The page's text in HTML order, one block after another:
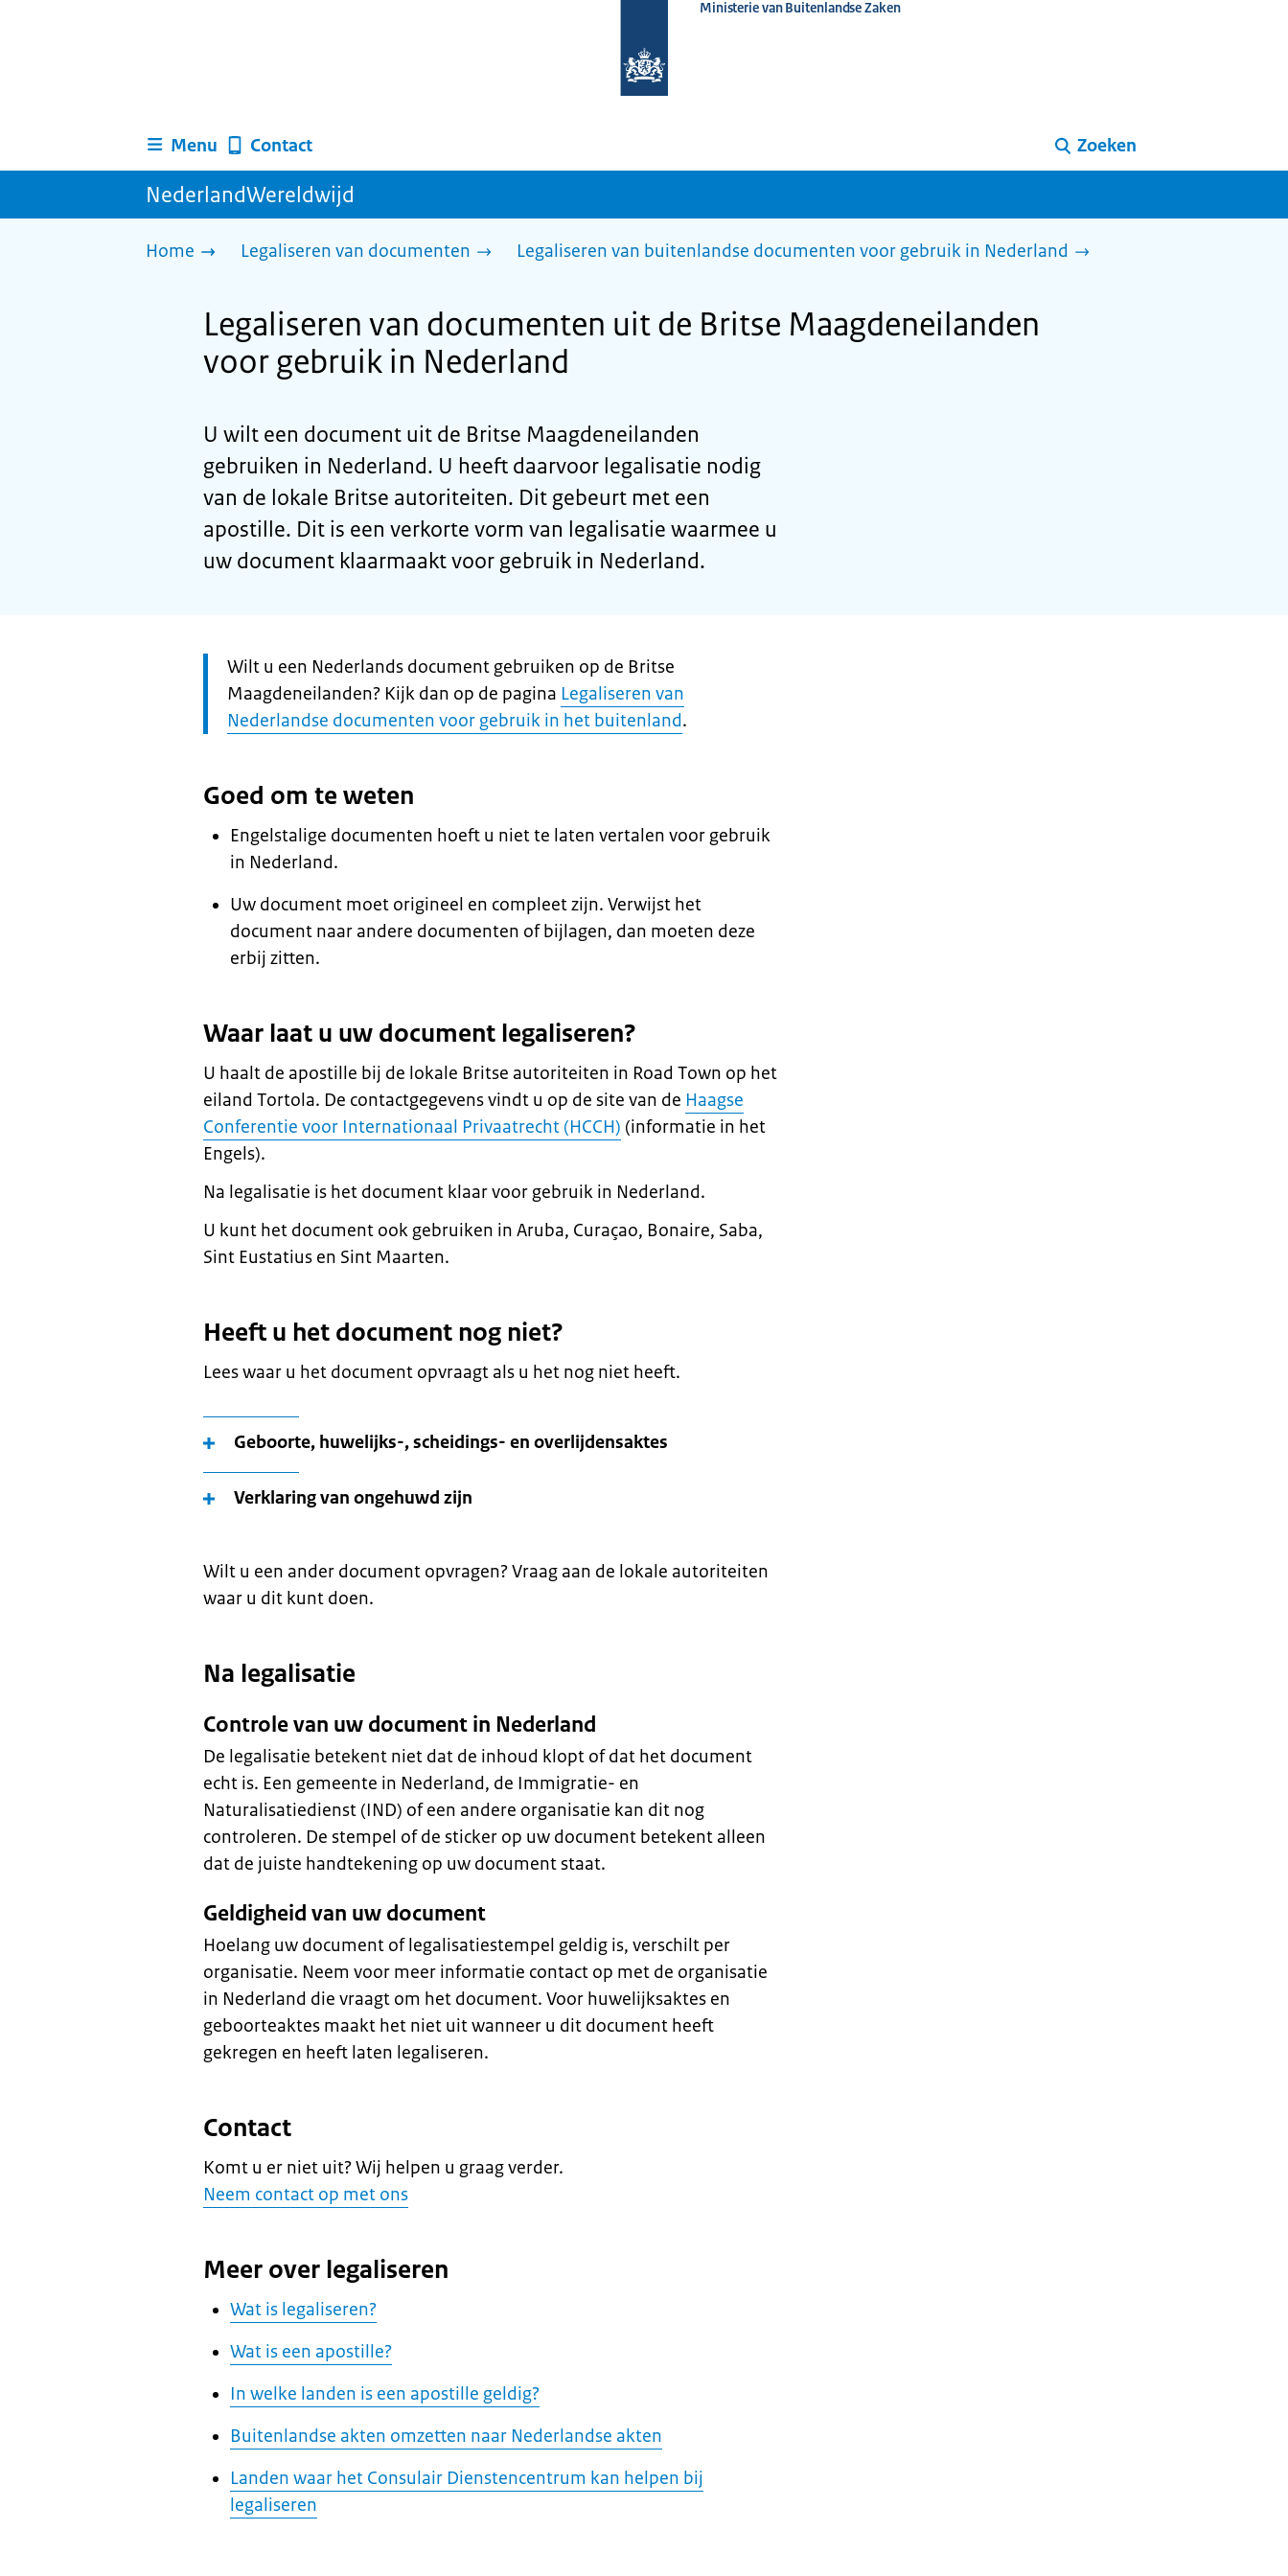
homepage
Ministerie van Buitenlandse Zaken
Menu Contact Zoeken
NederlandWereldwijd
Home Legaliseren van documenten Legaliseren van buitenlandse documenten voor gebruik in Nederland
Legaliseren van documenten uit de Britse Maagdeneilanden
voor gebruik in Nederland
U wilt een document uit de Britse Maagdeneilanden
gebruiken in Nederland. U heeft daarvoor legalisatie nodig
van de lokale Britse autoriteiten. Dit gebeurt met een
apostille. Dit is een verkorte vorm van legalisatie waarmee u
uw document klaarmaakt voor gebruik in Nederland.
Let
op:
Wilt u een Nederlands document gebruiken op de Britse
Maagdeneilanden? Kijk dan op de pagina Legaliseren van
Nederlandse documenten voor gebruik in het buitenland.
Goed om te weten
Engelstalige documenten hoeft u niet te laten vertalen voor gebruik
in Nederland.
Uw document moet origineel en compleet zijn. Verwijst het
document naar andere documenten of bijlagen, dan moeten deze
erbij zitten.
Waar laat u uw document legaliseren?
U haalt de apostille bij de lokale Britse autoriteiten in Road Town op het
eiland Tortola. De contactgegevens vindt u op de site van de Haagse
Conferentie voor Internationaal Privaatrecht (HCCH) (informatie in het
Engels).
Na legalisatie is het document klaar voor gebruik in Nederland.
U kunt het document ook gebruiken in Aruba, Curaçao, Bonaire, Saba,
Sint Eustatius en Sint Maarten.
Heeft u het document nog niet?
Lees waar u het document opvraagt als u het nog niet heeft.
Geboorte, huwelijks-, scheidings- en overlijdensaktes
Verklaring van ongehuwd zijn
Wilt u een ander document opvragen? Vraag aan de lokale autoriteiten
waar u dit kunt doen.
Na legalisatie
Controle van uw document in Nederland
De legalisatie betekent niet dat de inhoud klopt of dat het document
echt is. Een gemeente in Nederland, de Immigratie- en
Naturalisatiedienst (IND) of een andere organisatie kan dit nog
controleren. De stempel of de sticker op uw document betekent alleen
dat de juiste handtekening op uw document staat.
Geldigheid van uw document
Hoelang uw document of legalisatiestempel geldig is, verschilt per
organisatie. Neem voor meer informatie contact op met de organisatie
in Nederland die vraagt om het document. Voor huwelijksaktes en
geboorteaktes maakt het niet uit wanneer u dit document heeft
gekregen en heeft laten legaliseren.
Contact
Komt u er niet uit? Wij helpen u graag verder.
Neem contact op met ons
Meer over legaliseren
Wat is legaliseren?
Wat is een apostille?
In welke landen is een apostille geldig?
Buitenlandse akten omzetten naar Nederlandse akten
Landen waar het Consulair Dienstencentrum kan helpen bij
legaliseren